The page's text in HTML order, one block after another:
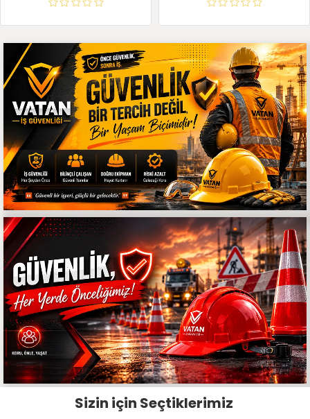
Sizin için Seçtiklerimiz